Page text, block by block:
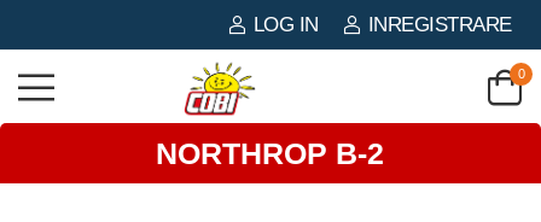
LOG IN INREGISTRARE
0
NORTHROP B-2